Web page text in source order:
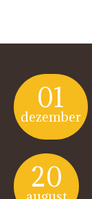
01
dezember
20